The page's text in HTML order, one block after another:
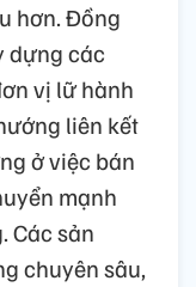
hơn. Đồng
dựng các
vị lữ hành
liên kết
ở việc bán
mạnh
Các sản
chuyên sâu,